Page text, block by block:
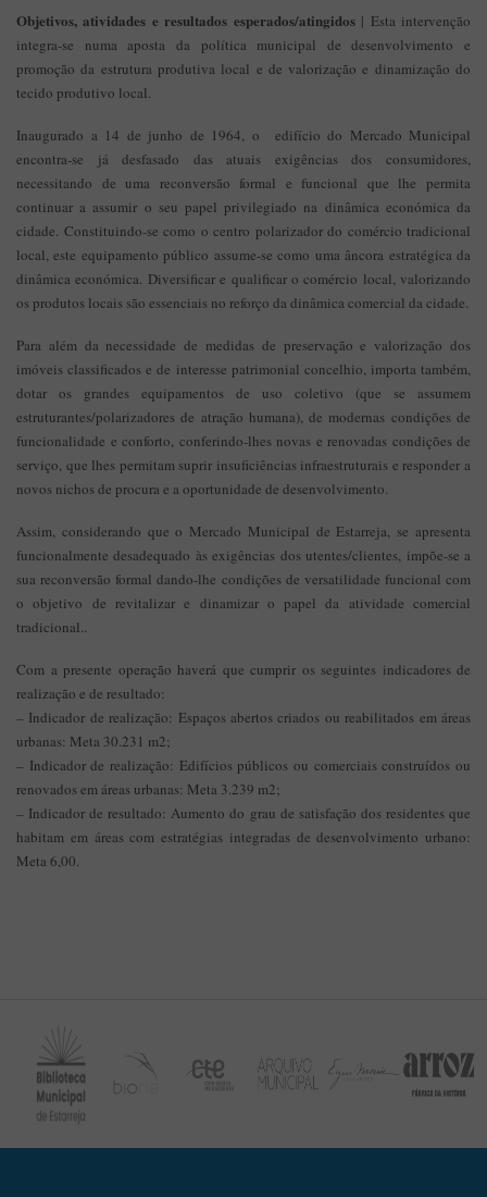
Objetivos, atividades e resultados esperados/atingidos| Esta intervenção
integra-se numa aposta da política municipal de desenvolvimento e
promoção da estrutura produtiva local e de valorização e dinamização do
tecido produtivo local.
Inaugurado a 14 de junho de 1964, o edifício do Mercado Municipal
encontra-se já desfasado das atuais exigências dos consumidores,
necessitando de uma reconversão formal e funcional que lhe permita
continuar a assumir o seu papel privilegiado na dinâmica económica da
cidade. Constituindo-se como o centro polarizador do comércio tradicional
local, este equipamento público assume-se como uma âncora estratégica da
dinâmica económica. Diversificar e qualificar o comércio local, valorizando
os produtos locais são essenciais no reforço da dinâmica comercial da cidade.
Para além da necessidade de medidas de preservação e valorização dos
imóveis classificados e de interesse patrimonial concelhio, importa também,
dotar os grandes equipamentos de uso coletivo (que se assumem
estruturantes/polarizadores de atração humana), de modernas condições de
funcionalidade e conforto, conferindo-lhes novas e renovadas condições de
serviço, que lhes permitam suprir insuficiências infraestruturais e responder a
novos nichos de procura e a oportunidade de desenvolvimento.
Assim, considerando que o Mercado Municipal de Estarreja, se apresenta
funcionalmente desadequado às exigências dos utentes/clientes, impõe-se a
sua reconversão formal dando-lhe condições de versatilidade funcional com
o objetivo de revitalizar e dinamizar o papel da atividade comercial
tradicional..
Com a presente operação haverá que cumprir os seguintes indicadores de
realização e de resultado:
– Indicador de realização: Espaços abertos criados ou reabilitados em áreas
urbanas: Meta 30.231 m2;
– Indicador de realização: Edifícios públicos ou comerciais construídos ou
renovados em áreas urbanas: Meta 3.239 m2;
– Indicador de resultado: Aumento do grau de satisfação dos residentes que
habitam em áreas com estratégias integradas de desenvolvimento urbano:
Meta 6,00.